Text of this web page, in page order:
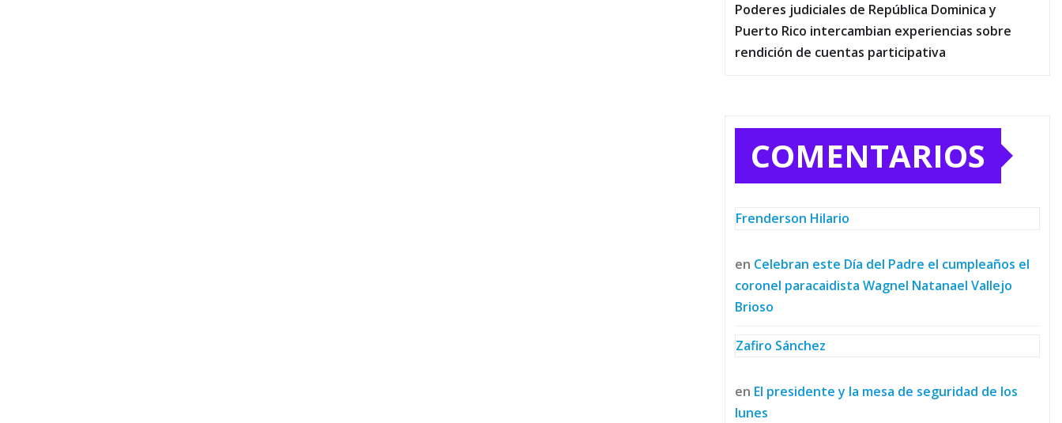
Poderes judiciales de República Dominica y
Puerto Rico intercambian experiencias sobre
rendición de cuentas participativa
COMENTARIOS
Frenderson Hilario
en Celebran este Día del Padre el cumpleaños el
coronel paracaidista Wagnel Natanael Vallejo
Brioso
Zafiro Sánchez
en El presidente y la mesa de seguridad de los
lunes